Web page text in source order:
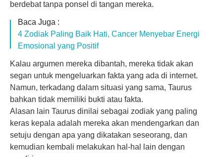
berdebat tanpa ponsel di tangan mereka.
Baca Juga :
4 Zodiak Paling Baik Hati, Cancer Menyebar Energi
Emosional yang Positif
Kalau argumen mereka dibantah, mereka tidak akan
segan untuk mengeluarkan fakta yang ada di internet.
Namun, terkadang dalam situasi yang sama, Taurus
bahkan tidak memiliki bukti atau fakta.
Alasan lain Taurus dinilai sebagai zodiak yang paling
keras kepala adalah mereka akan mendengarkan dan
setuju dengan apa yang dikatakan seseorang, dan
kemudian kembali melakukan hal-hal lain dengan